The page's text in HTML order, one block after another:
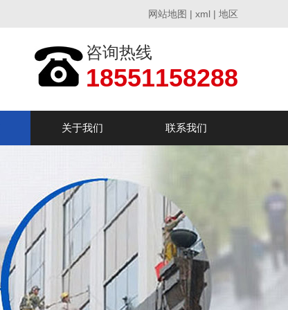
网站地图 | xml | 地区
咨询热线
18551158288
关于我们 联系我们